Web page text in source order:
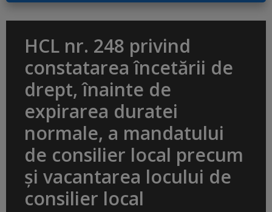
HCL nr. 248 privind
constatarea încetării de
drept, înainte de
expirarea duratei
normale, a mandatului
de consilier local precum
și vacantarea locului de
consilier local